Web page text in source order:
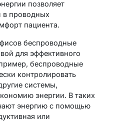
позволяет
в проводных
пациента.
беспроводные
для эффективного
беспроводные
контролировать
системы,
энергии. В таких
энергию с помощью
или